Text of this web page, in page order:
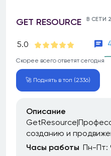
GET RESOURCE В СЕТИ
5.0
Скорее всего ответят сегодня
🚀 Поднять в топ (2336)
Описание
созданию и
Часы работы Пн-Пт: